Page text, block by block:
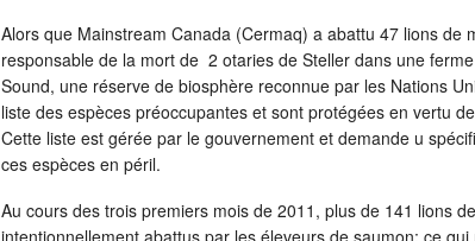
Alors que Mainstream Canada (Cermaq) a abattu 47 lions de
responsable de la mort de 2 otaries de Steller dans une
Sound, une réserve de biosphère reconnue par les Nations
liste des espèces préoccupantes et sont protégées en vertu
Cette liste est gérée par le gouvernement et demande u
ces espèces en péril.
Au cours des trois premiers mois de 2011, plus de 141 lions
intentionnellement abattus par les éleveurs de saumon; ce